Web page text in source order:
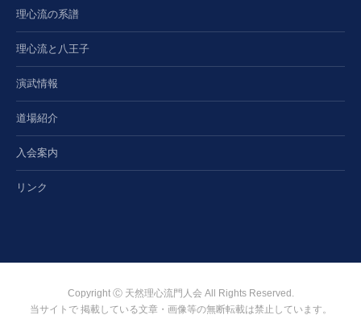
理心流の系譜
理心流と八王子
演武情報
道場紹介
入会案内
リンク
Copyright Ⓒ 天然理心流門人会 All Rights Reserved.
当サイトで 掲載している文章・画像等の無断転載は禁止しています。